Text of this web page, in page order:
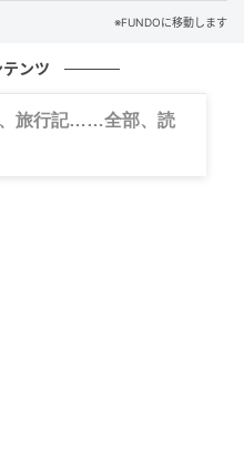
※FUNDOに移動します
ンツ
、旅行記……全部、読